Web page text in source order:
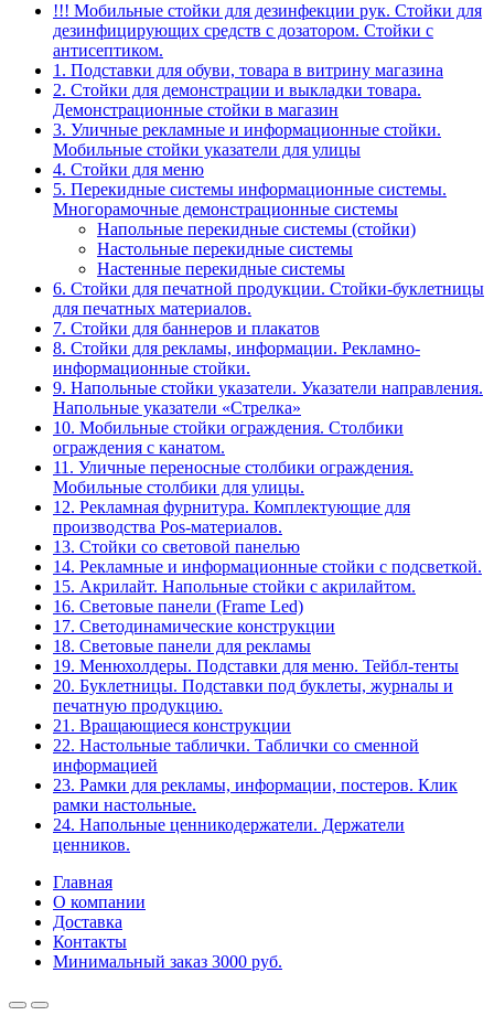
!!! Мобильные стойки для дезинфекции рук. Стойки для
дезинфицирующих средств с дозатором. Стойки с
антисептиком.
1. Подставки для обуви, товара в витрину магазина
2. Стойки для демонстрации и выкладки товара.
Демонстрационные стойки в магазин
3. Уличные рекламные и информационные стойки.
Мобильные стойки указатели для улицы
4. Стойки для меню
5. Перекидные системы информационные системы.
Многорамочные демонстрационные системы
Напольные перекидные системы (стойки)
Настольные перекидные системы
Настенные перекидные системы
6. Стойки для печатной продукции. Стойки-буклетницы
для печатных материалов.
7. Стойки для баннеров и плакатов
8. Стойки для рекламы, информации. Рекламно-
информационные стойки.
9. Напольные стойки указатели. Указатели направления.
Напольные указатели «Стрелка»
10. Мобильные стойки ограждения. Столбики
ограждения с канатом.
11. Уличные переносные столбики ограждения.
Мобильные столбики для улицы.
12. Рекламная фурнитура. Комплектующие для
производства Pos-материалов.
13. Стойки со световой панелью
14. Рекламные и информационные стойки с подсветкой.
15. Акрилайт. Напольные стойки с акрилайтом.
16. Световые панели (Frame Led)
17. Светодинамические конструкции
18. Световые панели для рекламы
19. Менюхолдеры. Подставки для меню. Тейбл-тенты
20. Буклетницы. Подставки под буклеты, журналы и
печатную продукцию.
21. Вращающиеся конструкции
22. Настольные таблички. Таблички со сменной
информацией
23. Рамки для рекламы, информации, постеров. Клик
рамки настольные.
24. Напольные ценникодержатели. Держатели
ценников.
Главная
О компании
Доставка
Контакты
Минимальный заказ 3000 руб.